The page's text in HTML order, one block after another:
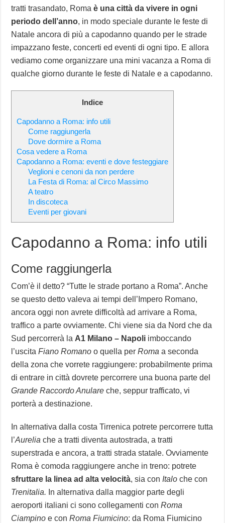
tratti trasandato, Romaè una città da vivere in ogni
periodo dell’anno, in modo speciale durante le feste di
Natale ancora di più a capodanno quando per le strade
impazzano feste, concerti ed eventi di ogni tipo. E allora
vediamo come organizzare una mini vacanza a Roma di
qualche giorno durante le feste di Natale e a capodanno.
Indice
Capodanno a Roma: info utili
Come raggiungerla
Dove dormire a Roma
Cosa vedere a Roma
Capodanno a Roma: eventi e dove festeggiare
Veglioni e cenoni da non perdere
La Festa di Roma: al Circo Massimo
A teatro
In discoteca
Eventi per giovani
Capodanno a Roma: info utili
Come raggiungerla
Com’è il detto? “Tutte le strade portano a Roma”. Anche
se questo detto valeva ai tempi dell’Impero Romano,
ancora oggi non avrete difficoltà ad arrivare a Roma,
traffico a parte ovviamente. Chi viene sia da Nord che da
Sud percorrerà la A1 Milano – Napoli imboccando
l’uscita Fiano Romano o quella perRoma a seconda
della zona che vorrete raggiungere: probabilmente prima
di entrare in città dovrete percorrere una buona parte del
Grande Raccordo Anulare che, seppur trafficato, vi
porterà a destinazione.
In alternativa dalla costa Tirrenica potrete percorrere tutta
l’Aurelia che a tratti diventa autostrada, a tratti
superstrada e ancora, a tratti strada statale. Ovviamente
Roma è comoda raggiungere anche in treno: potrete
sfruttare la linea ad alta velocità, sia con Italo che con
Trenitalia. In alternativa dalla maggior parte degli
aeroporti italiani ci sono collegamenti conRoma
Ciampino e conRoma Fiumicino: da Roma Fiumicino